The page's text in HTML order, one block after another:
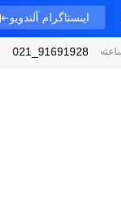
اینستاگرام آلندویو
91691928_021